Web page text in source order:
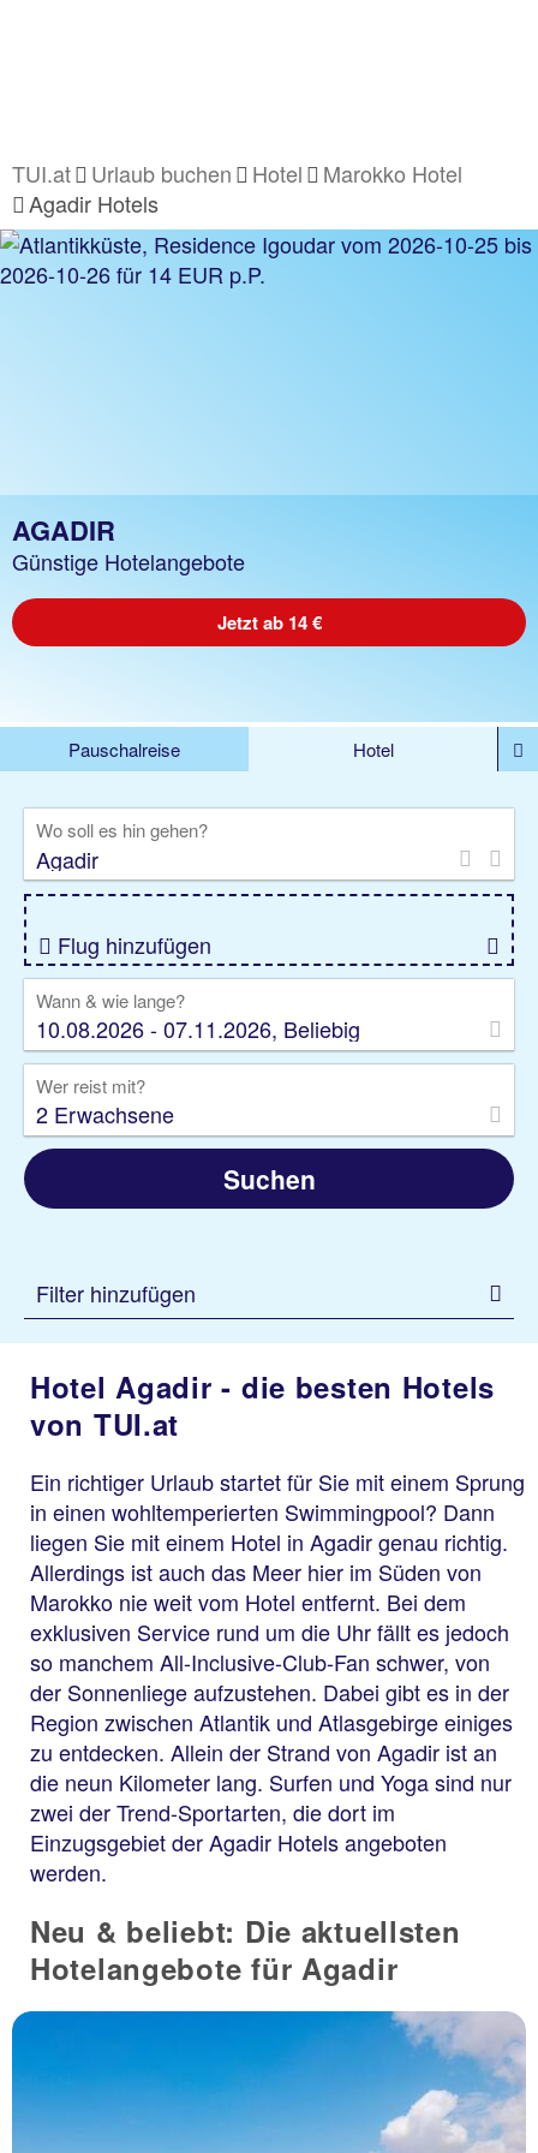
TUI.at Urlaub buchen Hotel
Marokko Hotel
Agadir Hotels
AGADIR
Günstige Hotelangebote
Jetzt ab 14 €
Pauschalreise
Hotel
Rundreise
Kreuzfahrt
Gruppenreise
Camper Privattransfer
Wo soll es hin gehen?
Flug hinzufügen
Wann & wie lange?
10.08.2026 - 07.11.2026, Beliebig
Wer reist mit?
2 Erwachsene
Suchen
Filter hinzufügen
Hotel Agadir - die besten Hotels
von TUI.at
Ein richtiger Urlaub startet für Sie mit einem Sprung
in einen wohltemperierten Swimmingpool? Dann
liegen Sie mit einem Hotel in Agadir genau richtig.
Allerdings ist auch das Meer hier im Süden von
Marokko nie weit vom Hotel entfernt. Bei dem
exklusiven Service rund um die Uhr fällt es jedoch
so manchem All-Inclusive-Club-Fan schwer, von
der Sonnenliege aufzustehen. Dabei gibt es in der
Region zwischen Atlantik und Atlasgebirge einiges
zu entdecken. Allein der Strand von Agadir ist an
die neun Kilometer lang. Surfen und Yoga sind nur
zwei der Trend-Sportarten, die dort im
Einzugsgebiet der Agadir Hotels angeboten
werden.
Neu & beliebt: Die aktuellsten
Hotelangebote für Agadir